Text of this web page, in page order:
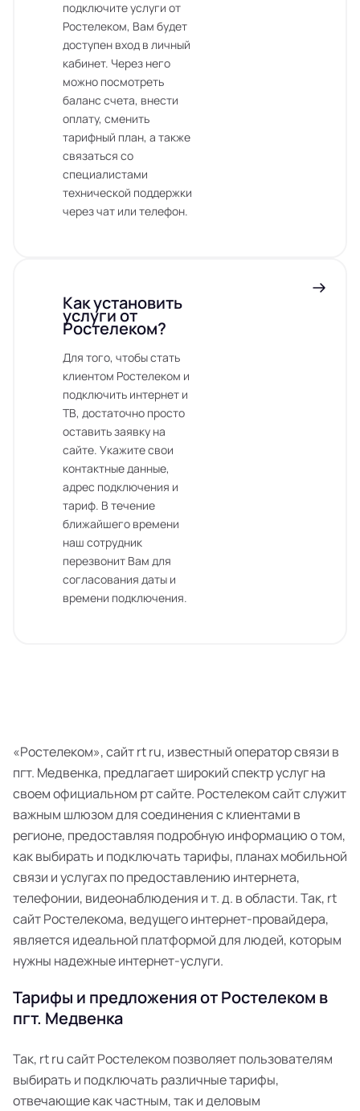
подключите услуги от
Ростелеком, Вам будет
доступен вход в личный
кабинет. Через него
можно посмотреть
баланс счета, внести
оплату, сменить
тарифный план, а также
связаться со
специалистами
технической поддержки
через чат или телефон.
Как установить
услуги от
Ростелеком?
Для того, чтобы стать
клиентом Ростелеком и
подключить интернет и
ТВ, достаточно просто
оставить заявку на
сайте. Укажите свои
контактные данные,
адрес подключения и
тариф. В течение
ближайшего времени
наш сотрудник
перезвонит Вам для
согласования даты и
времени подключения.
«Ростелеком», сайт rt ru, известный оператор связи в
пгт. Медвенка, предлагает широкий спектр услуг на
своем официальном рт сайте. Ростелеком сайт служит
важным шлюзом для соединения с клиентами в
регионе, предоставляя подробную информацию о том,
как выбирать и подключать тарифы, планах мобильной
связи и услугах по предоставлению интернета,
телефонии, видеонаблюдения и т. д. в области. Так, rt
сайт Ростелекома, ведущего интернет-провайдера,
является идеальной платформой для людей, которым
нужны надежные интернет-услуги.
Тарифы и предложения от Ростелеком в
пгт. Медвенка
Так, rt ru сайт Ростелеком позволяет пользователям
выбирать и подключать различные тарифы,
отвечающие как частным, так и деловым